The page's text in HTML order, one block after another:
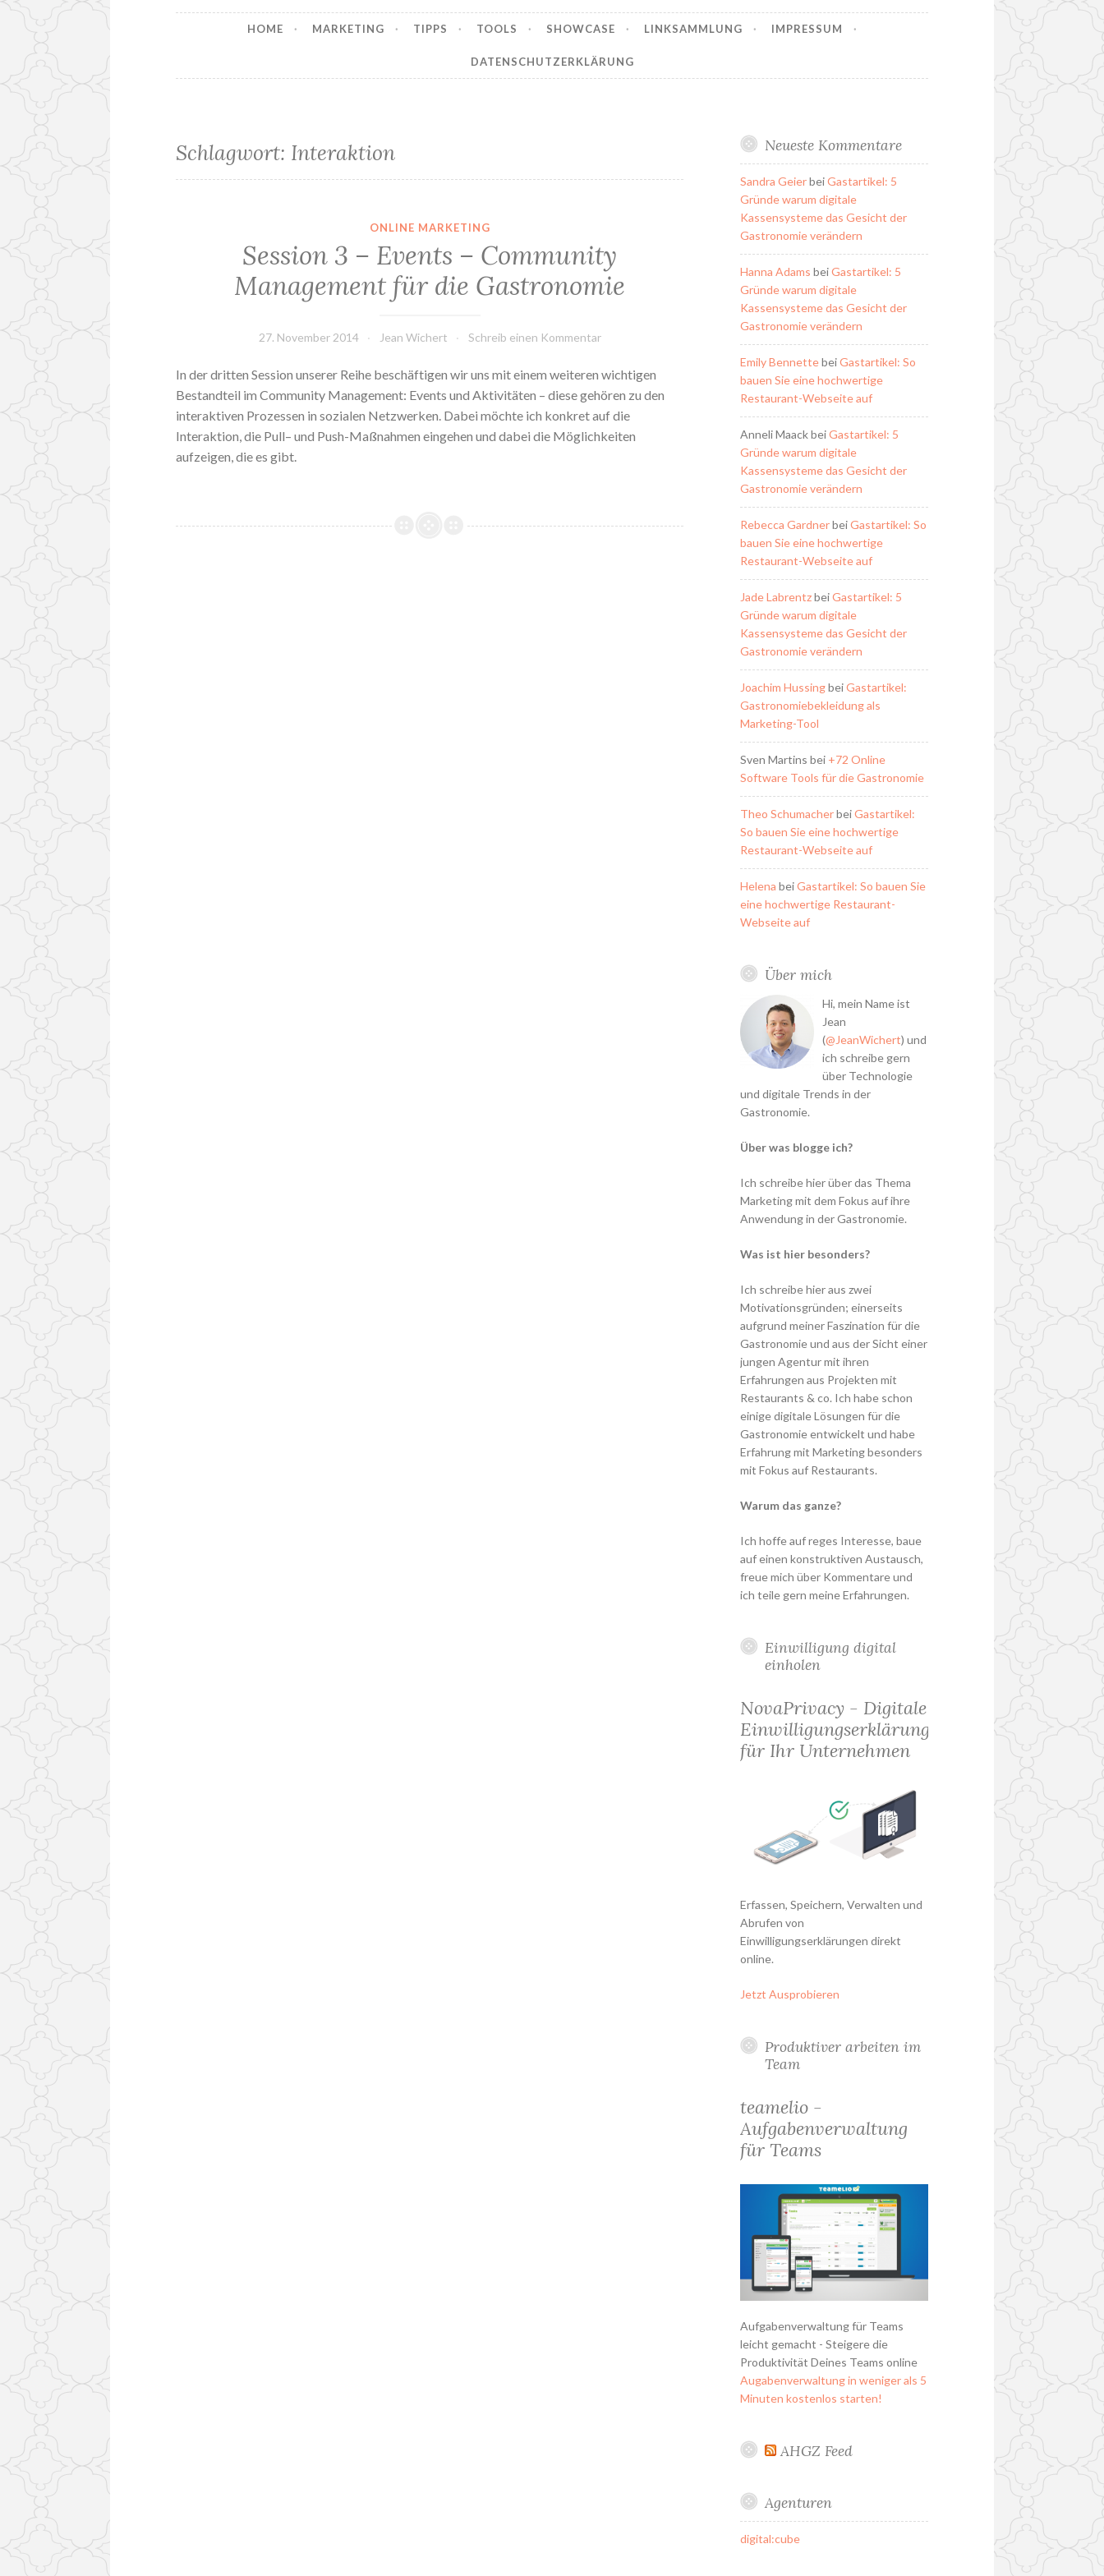
HOME MARKETING TIPPS TOOLS SHOWCASE LINKSAMMLUNG IMPRESSUM
DATENSCHUTZERKLÄRUNG
Schlagwort: Interaktion
ONLINE MARKETING
Session 3 – Events – Community
Management für die Gastronomie
27. November 2014 Jean Wichert Schreib einen Kommentar
In der dritten Session unserer Reihe beschäftigen wir uns mit einem weiteren wichtigen
Bestandteil im Community Management: Events und Aktivitäten – diese gehören zu den
interaktiven Prozessen in sozialen Netzwerken. Dabei möchte ich konkret auf die
Interaktion, die Pull– und Push-Maßnahmen eingehen und dabei die Möglichkeiten
aufzeigen, die es gibt.
Neueste Kommentare
Sandra GeierbeiGastartikel: 5
Gründe warum digitale
Kassensysteme das Gesicht der
Gastronomie verändern
Hanna Adams beiGastartikel: 5
Gründe warum digitale
Kassensysteme das Gesicht der
Gastronomie verändern
Emily BennettebeiGastartikel: So
bauen Sie eine hochwertige
Restaurant-Webseite auf
Anneli MaackbeiGastartikel: 5
Gründe warum digitale
Kassensysteme das Gesicht der
Gastronomie verändern
Rebecca GardnerbeiGastartikel: So
bauen Sie eine hochwertige
Restaurant-Webseite auf
Jade LabrentzbeiGastartikel: 5
Gründe warum digitale
Kassensysteme das Gesicht der
Gastronomie verändern
Joachim HussingbeiGastartikel:
Gastronomiebekleidung als
Marketing-Tool
Sven Martins bei +72 Online
Software Tools für die Gastronomie
Theo SchumacherbeiGastartikel:
So bauen Sie eine hochwertige
Restaurant-Webseite auf
Helena beiGastartikel: So bauen Sie
eine hochwertige Restaurant-
Webseite auf
Über mich
Hi, mein Name ist
Jean
(@JeanWichert) und
ich schreibe gern
über Technologie
und digitale Trends in der
Gastronomie.
Über was blogge ich?
Ich schreibe hier über das Thema
Marketing mit dem Fokus auf ihre
Anwendung in der Gastronomie.
Was ist hier besonders?
Ich schreibe hier aus zwei
Motivationsgründen; einerseits
aufgrund meiner Faszination für die
Gastronomie und aus der Sicht einer
jungen Agentur mit ihren
Erfahrungen aus Projekten mit
Restaurants & co. Ich habe schon
einige digitale Lösungen für die
Gastronomie entwickelt und habe
Erfahrung mit Marketing besonders
mit Fokus auf Restaurants.
Warum das ganze?
Ich hoffe auf reges Interesse, baue
auf einen konstruktiven Austausch,
freue mich über Kommentare und
ich teile gern meine Erfahrungen.
Einwilligung digital
einholen
NovaPrivacy - Digitale
Einwilligungserklärung
für Ihr Unternehmen
Erfassen, Speichern, Verwalten und
Abrufen von
Einwilligungserklärungen direkt
online.
Jetzt Ausprobieren
Produktiver arbeiten im
Team
teamelio -
Aufgabenverwaltung
für Teams
Aufgabenverwaltung für Teams
leicht gemacht - Steigere die
Produktivität Deines Teams online
Augabenverwaltung in weniger als 5
Minuten kostenlos starten!
AHGZ Feed
Agenturen
digital:cube